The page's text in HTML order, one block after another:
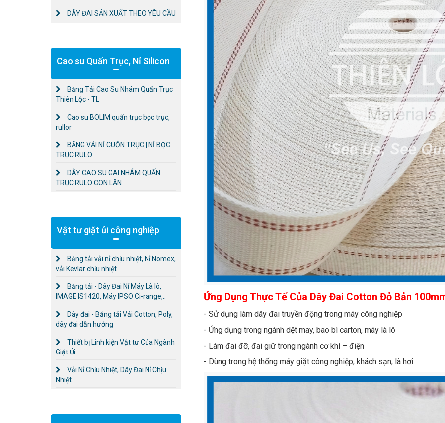
DÂY ĐAI SẢN XUẤT THEO YÊU CẦU
Cao su Quấn Trục, Nỉ Silicon
Băng Tải Cao Su Nhám Quấn Trục
Thiên Lộc - TL
Cao su BOLIM quấn trục bọc trục,
rullor
BĂNG VẢI NỈ CUỐN TRỤC | NỈ BỌC
TRỤC RULO
DÂY CAO SU GAI NHÁM QUẤN
TRỤC RULO CON LĂN
Vật tư giặt ủi công nghiệp
Băng tải vải nỉ chịu nhiệt, Nỉ Nomex,
vải Kevlar chịu nhiệt
Băng tải - Dây Đai Nỉ Máy Là lô,
IMAGE IS1420, Máy IPSO Ci-range,..
Dây đai - Băng tải Vải Cotton, Poly,
dây đai dẫn hướng
Thiết bị Linh kiện Vật tư Của Ngành
Giặt Ủi
Vải Nỉ Chịu Nhiệt, Dây Đai Nỉ Chịu
Nhiệt
Ứng Dụng Thực Tế Của Dây Đai Cotton Đỏ Bản
- Sử dụng làm dây đai truyền động trong máy công nghiệp
- Ứng dụng trong ngành dệt may, bao bì carton, máy là lô
- Làm đai đỡ, đai giữ trong ngành cơ khí – điện
- Dùng trong hệ thống máy giặt công nghiệp, khách sạn, là hơi